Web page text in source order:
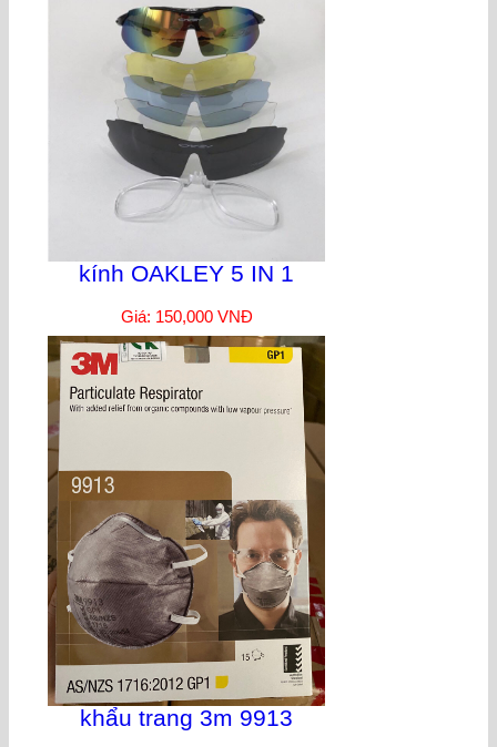
kính OAKLEY 5 IN 1
Giá: 150,000 VNĐ
khẩu trang 3m 9913